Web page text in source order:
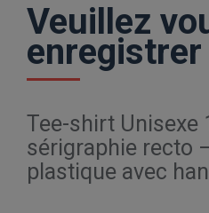
Veuillez
enregistrer
Tee-shirt Unisexe
sérigraphie recto
plastique avec